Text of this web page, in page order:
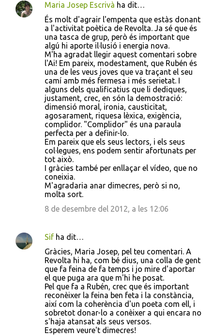
C
Maria Josep Escrivà ha dit…
És molt d'agrair l'empenta que estàs donant
a l'activitat poètica de Revolta. Ja sé que és
una tasca de grup, però és important que
algú hi aporte il·lusió i energia nova.
M'ha agradat llegir aquest comentari sobre
l'Ai! Em pareix, modestament, que Rubén és
una de les veus joves que va traçant el seu
camí amb més fermesa i més serietat. I
alguns dels qualificatius que li dediques,
justament, crec, en són la demostració:
dimensió moral, ironia, causticitat,
agosarament, riquesa lèxica, exigència,
complidor. "Complidor" és una paraula
perfecta per a definir-lo.
Em pareix que els seus lectors, i els seus
col·legues, ens podem sentir afortunats per
tot això.
I gràcies també per enllaçar el vídeo, que no
coneixia.
M'agradaria anar dimecres, però si no,
molta sort.
8 de desembre del 2012, a les 12:06
Sif ha dit…
Gràcies, Maria Josep, pel teu comentari. A
Revolta hi ha, com bé dius, una colla de gent
que fa feina de fa temps i jo mire d'aportar
el que puga ara que m'hi he posat.
Pel que fa a Rubén, crec que és important
reconèixer la feina ben feta i la constància,
així com la coherència d'un poeta com ell, i
sobretot donar-lo a conèixer a qui encara no
s'haja atansat als seus versos.
Esperem veure't dimecres!